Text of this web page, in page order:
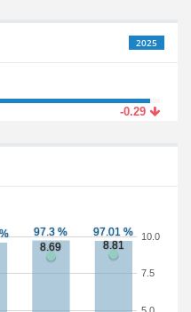
2025
-0.29
7.5
10.0